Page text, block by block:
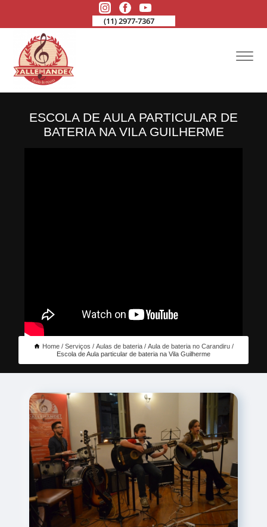
(11) 2977-7367
ESCOLA DE AULA PARTICULAR DE
BATERIA NA VILA GUILHERME
Home Serviços Aulas de bateria
Aula de bateria no Carandiru
Escola de Aula particular de bateria na Vila Guilherme